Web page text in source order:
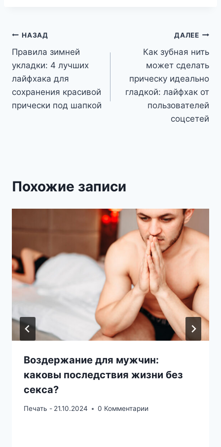
Навигация
по
записям
НАЗАД
Правила зимней
укладки: 4 лучших
лайфхака для
сохранения красивой
прически под шапкой
ДАЛЕЕ
Как зубная нить
может сделать
прическу идеально
гладкой: лайфхак от
пользователей
соцсетей
Похожие записи
Воздержание для мужчин:
каковы последствия жизни без
секса?
Печать - 21.10.2024 0 Комментарии